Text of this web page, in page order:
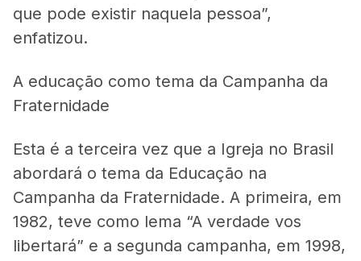
que pode existir naquela pessoa”,
enfatizou.
A educação como tema da Campanha da
Fraternidade
Esta é a terceira vez que a Igreja no Brasil
abordará o tema da Educação na
Campanha da Fraternidade. A primeira, em
1982, teve como lema “A verdade vos
libertará” e a segunda campanha, em 1998,